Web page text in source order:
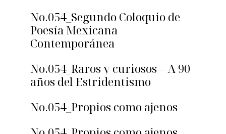
No.054_Segundo Coloquio de
Poesía Mexicana
Contemporánea
No.054_Raros y curiosos – A 90
años del Estridentismo
No.054_Propios como ajenos